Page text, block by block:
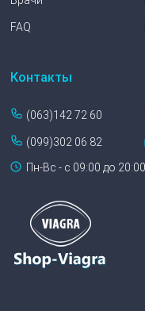
FAQ
Контакты
(063)142 72 60
(099)302 06 82
Пн-Вс - с 09:00 до 20:00